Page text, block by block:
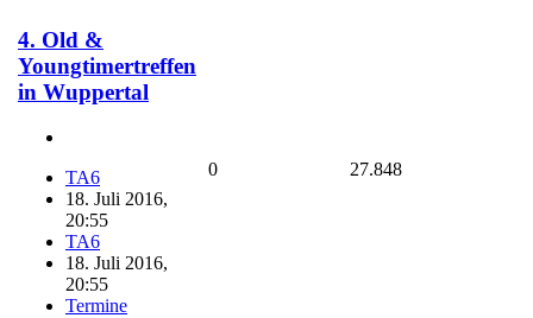
4. Old &
Youngtimertreffen
in Wuppertal
TA6
18. Juli 2016,
20:55
TA6
18. Juli 2016,
20:55
Termine
0 27.848